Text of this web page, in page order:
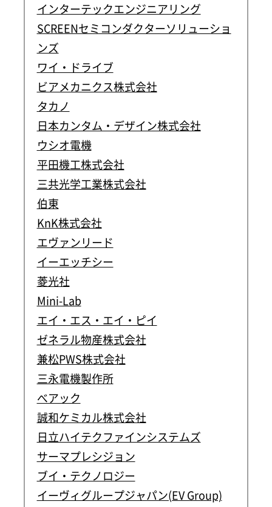
インターテックエンジニアリング
SCREENセミコンダクターソリューショ
ンズ
ワイ・ドライブ
ビアメカニクス株式会社
タカノ
日本カンタム・デザイン株式会社
ウシオ電機
平田機工株式会社
三共光学工業株式会社
伯東
KnK株式会社
エヴァンリード
イーエッチシー
菱光社
Mini-Lab
エイ・エス・エイ・ピイ
ゼネラル物産株式会社
兼松PWS株式会社
三永電機製作所
べアック
誠和ケミカル株式会社
日立ハイテクファインシステムズ
サーマプレシジョン
ブイ・テクノロジー
イーヴィグループジャパン(EV Group)